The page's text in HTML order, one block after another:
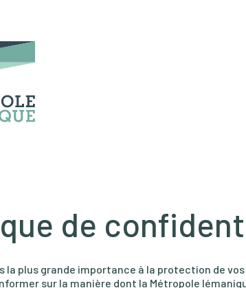
de
la plus grande importance à la protection de
sur la manière dont la Métropole